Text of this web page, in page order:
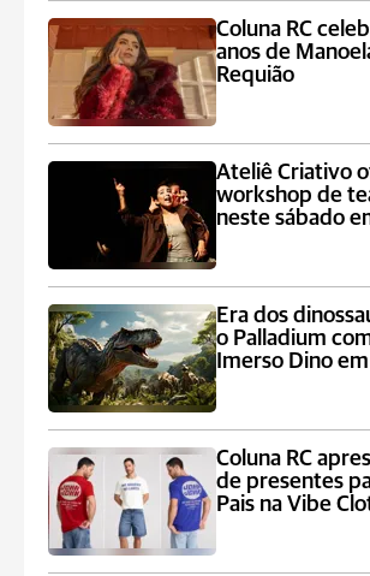
Coluna RC
anos de
Requião
Ateliê Criativo
workshop de
neste sábado
Era dos
o Palladium
Imerso Dino
Coluna RC
de presentes
Pais na Vibe